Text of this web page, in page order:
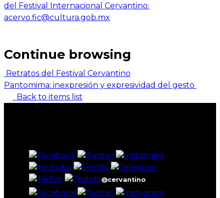
del Festival Internacional Cervantino:
acervo.fic@cultura.gob.mx
Continue browsing
Retratos del Festival Cervantino
Pantomima: inexpresión y expresividad del gesto
Back to items list
@cervantino